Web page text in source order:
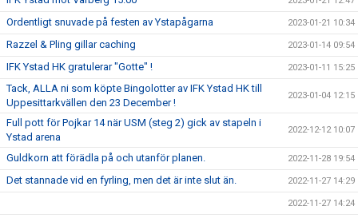
Ordentligt snuvade på festen av Ystapågarna 2023-01-21 10:34
Razzel & Pling gillar caching 2023-01-14 09:54
IFK Ystad HK gratulerar "Gotte" ! 2023-01-11 15:25
Tack, ALLA ni som köpte Bingolotter av IFK Ystad HK till
Uppesittarkvällen den 23 December !
2023-01-04 12:15
Full pott för Pojkar 14 när USM (steg 2) gick av stapeln i
Ystad arena
2022-12-12 10:07
Guldkorn att förädla på och utanför planen. 2022-11-28 19:54
Det stannade vid en fyrling, men det är inte slut än. 2022-11-27 14:29
2022-11-27 14:24